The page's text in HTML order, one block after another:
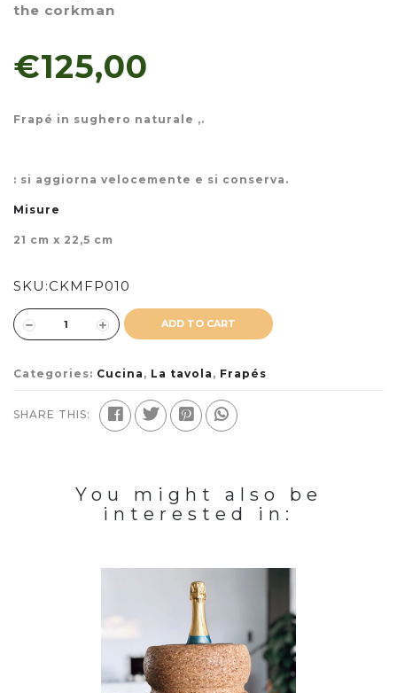
the corkman
€125,00
Frapé in sughero naturale ,.
: si aggiorna velocemente e si conserva.
Misure
21 cm x 22,5 cm
SKU:CKMFP010
ADD TO CART
Categories: Cucina , La tavola , Frapés
SHARE THIS:
You might also be
interested in: